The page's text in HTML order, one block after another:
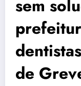
sem
de